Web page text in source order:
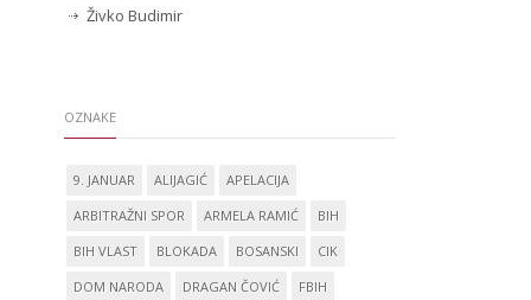
Živko Budimir
OZNAKE
9. JANUAR ALIJAGIĆ
APELACIJA
ARBITRAŽNI SPOR
ARMELA RAMIĆ
BIH
BIH VLAST
BLOKADA BOSANSKI
CIK
DOM NARODA
DRAGAN ČOVIĆ
FBIH